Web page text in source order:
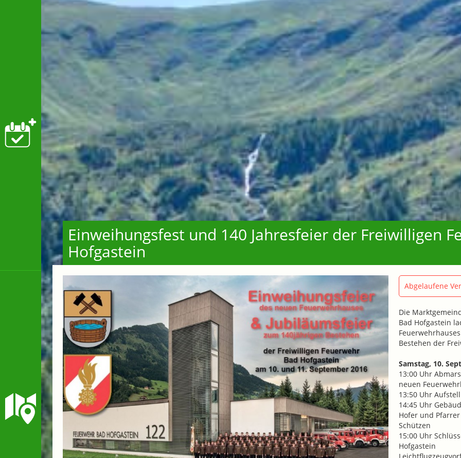
Einweihungsfest und 140 Jahresfeier der Freiwilligen
Hofgastein
Abgelaufene
Die
Bad Hofgastein
Bestehen der
Samstag, 10.
13:00 Uhr
neuen
13:50 Uhr
14:45 Uhr
Hofer und
Schützen
15:00 Uhr
Hofgastein